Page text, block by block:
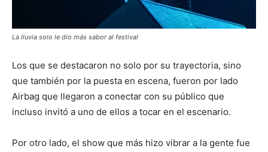
La lluvia solo le dio más sabor al festival
Los que se destacaron no solo por su trayectoria, sino
que también por la puesta en escena, fueron por lado
Airbag que llegaron a conectar con su público que
incluso invitó a uno de ellos a tocar en el escenario.
Por otro lado, el show que más hizo vibrar a la gente fue